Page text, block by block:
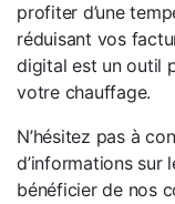
profiter d’une
réduisant vos
digital est un outil
votre chauffage.
N’hésitez pas à
d’informations sur
bénéficier de nos